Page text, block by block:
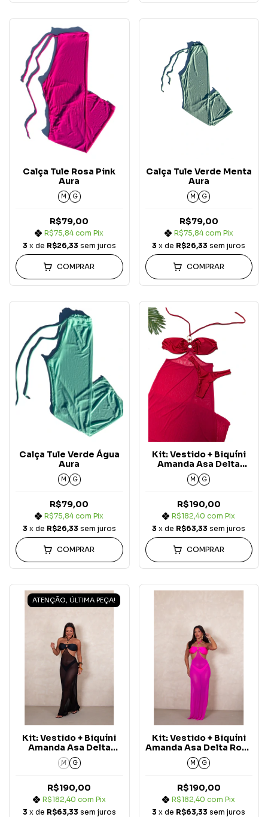
Calça Tule Rosa Pink
Aura
M G
R$79,00
R$75,84com Pix
3 x de R$26,33 sem juros
COMPRAR
Calça Tule Verde Menta
Aura
M G
R$79,00
R$75,84com Pix
3 x de R$26,33 sem juros
COMPRAR
Calça Tule Verde Água
Aura
M G
R$79,00
R$75,84com Pix
3 x de R$26,33 sem juros
COMPRAR
Kit: Vestido + Biquíni
Amanda Asa Delta
Marsala Aura (3 peças)
M G
R$190,00
R$182,40com Pix
3 x de R$63,33 sem juros
COMPRAR
ATENÇÃO, ÚLTIMA PEÇA!
Kit: Vestido + Biquíni
Amanda Asa Delta
Preto Aura (3 peças)
M G
R$190,00
R$182,40 com Pix
3 x de R$63,33 sem juros
Kit: Vestido + Biquíni
Amanda Asa Delta Rosa
Pink Aura (3 peças)
M G
R$190,00
R$182,40com Pix
3 x de R$63,33 sem juros